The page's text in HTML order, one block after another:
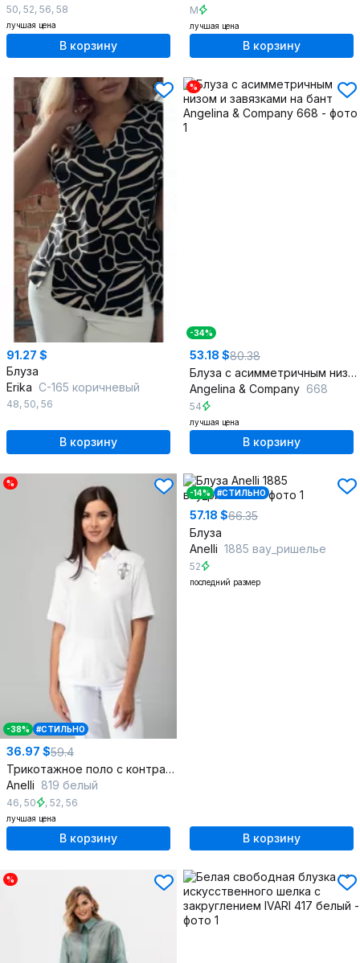
50, 52, 56, 58
лучшая цена
В корзину
M
лучшая цена
В корзину
91.27 $
Блуза
Erika С-165 коричневый
48, 50, 56
В корзину
%
-34%
53.18 $80.38
Блуза с асимметричным низом и завязками на бант
Angelina & Сompany 668
54
лучшая цена
В корзину
%
-38% #СТИЛЬНО
36.97 $59.4
Трикотажное поло с контрастными планками и воротником
Anelli 819 белый
46, 50 , 52, 56
лучшая цена
В корзину
-14% #СТИЛЬНО
57.18 $66.35
Блуза
Anelli 1885 вау_ришелье
52
последний размер
В корзину
%